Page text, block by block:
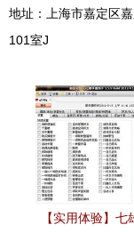
地址：上海市嘉定区
101室J
【实用体验】七